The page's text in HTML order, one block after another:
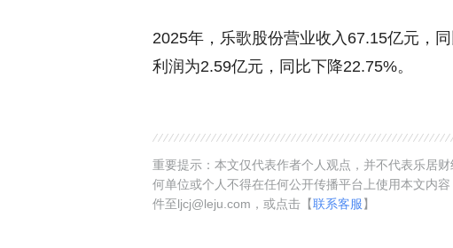
2025年，乐歌股份营业收入67.15亿元，
利润为2.59亿元，同比下降22.75%。
重要提示：本文仅代表作者个人观点，并不代表乐居
何单位或个人不得在任何公开传播平台上使用本文内
件至ljcj@leju.com，或点击【联系客服】